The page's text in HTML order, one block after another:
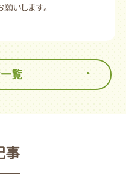
いします。
覧
事